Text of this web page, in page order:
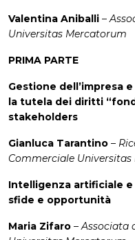
Valentina Aniballi –
Universitas Mercatorum
PRIMA PARTE
Gestione dell’impresa
la tutela dei diritti
stakeholders
Gianluca Tarantino –
Commerciale
Intelligenza artificiale
sfide e opportunità
Maria Zifaro –Associata